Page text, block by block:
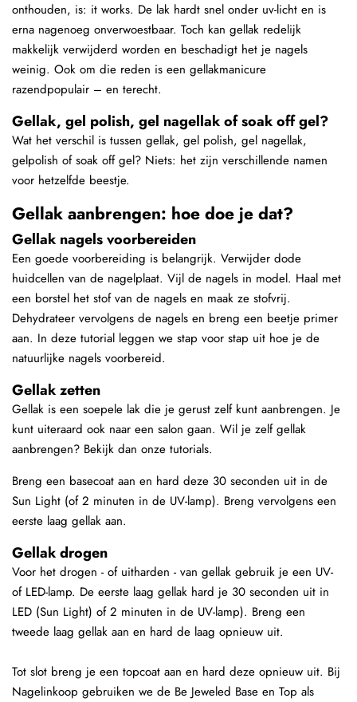
onthouden, is: it works. De lak hardt snel onder uv-licht en is
erna nagenoeg onverwoestbaar. Toch kan gellak redelijk
makkelijk verwijderd worden en beschadigt het je nagels
weinig. Ook om die reden is een gellakmanicure
razendpopulair – en terecht.
Gellak, gel polish, gel nagellak of soak off gel?
Wat het verschil is tussen gellak, gel polish, gel nagellak,
gelpolish of soak off gel? Niets: het zijn verschillende namen
voor hetzelfde beestje.
Gellak aanbrengen: hoe doe je dat?
Gellak nagels voorbereiden
Een goede voorbereiding is belangrijk. Verwijder dode
huidcellen van de nagelplaat. Vijl de nagels in model. Haal met
een borstel het stof van de nagels en maak ze stofvrij.
Dehydrateer vervolgens de nagels en breng een beetje primer
aan. In deze tutorial leggen we stap voor stap uit hoe je de
natuurlijke nagels voorbereid.
Gellak zetten
Gellak is een soepele lak die je gerust zelf kunt aanbrengen. Je
kunt uiteraard ook naar een salon gaan. Wil je zelf gellak
aanbrengen? Bekijk dan onze tutorials.
Breng een basecoat aan en hard deze 30 seconden uit in de
Sun Light (of 2 minuten in de UV-lamp). Breng vervolgens een
eerste laag gellak aan.
Gellak drogen
Voor het drogen - of uitharden - van gellak gebruik je een UV-
of LED-lamp. De eerste laag gellak hard je 30 seconden uit in
LED (Sun Light) of 2 minuten in de UV-lamp). Breng een
tweede laag gellak aan en hard de laag opnieuw uit.
Tot slot breng je een topcoat aan en hard deze opnieuw uit. Bij
Nagelinkoop gebruiken we de Be Jeweled Base en Top als